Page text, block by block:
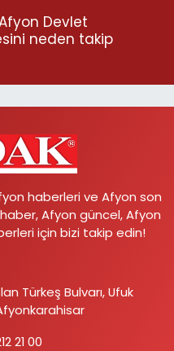
Devlet
neden takip
haberleri ve Afyon son
Afyon güncel, Afyon
için bizi takip edin!
Türkeş Bulvarı, Ufuk
21 00